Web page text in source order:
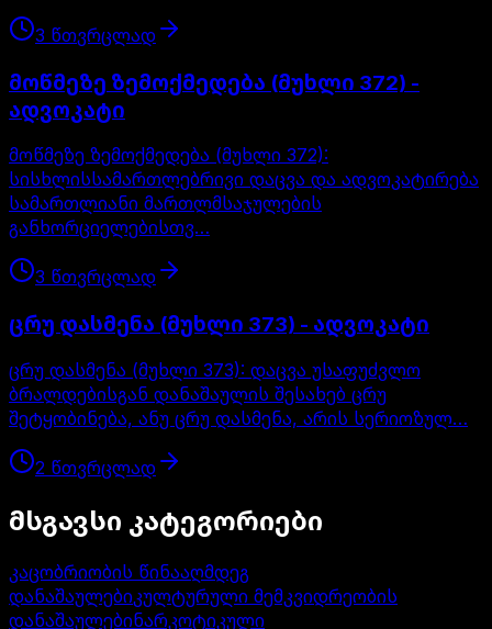
3 წთვრცლად
მოწმეზე ზემოქმედება (მუხლი 372) -
ადვოკატი
მოწმეზე ზემოქმედება (მუხლი 372):
სისხლისსამართლებრივი დაცვა და ადვოკატირება
სამართლიანი მართლმსაჯულების
განხორციელებისთვ…
3 წთვრცლად
ცრუ დასმენა (მუხლი 373) - ადვოკატი
ცრუ დასმენა (მუხლი 373): დაცვა უსაფუძვლო
ბრალდებისგან დანაშაულის შესახებ ცრუ
შეტყობინება, ანუ ცრუ დასმენა, არის სერიოზულ…
2 წთვრცლად
მსგავსი კატეგორიები
კაცობრიობის წინააღმდეგ
დანაშაულებიკულტურული მემკვიდრეობის
დანაშაულებინარკოტიკული